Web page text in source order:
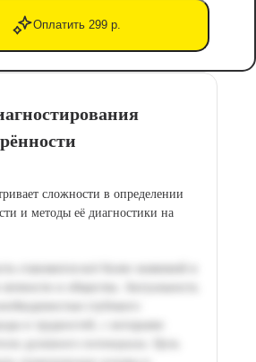
Оплатить 299 р.
сложности в определении
и методы её диагностики на